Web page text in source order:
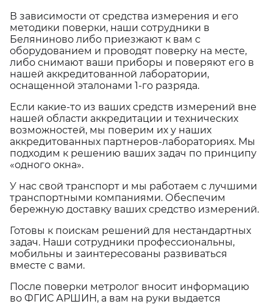
В зависимости от средства измерения и его
методики поверки, наши сотрудники в
Беляниново либо приезжают к вам с
оборудованием и проводят поверку на месте,
либо снимают ваши приборы и поверяют его в
нашей аккредитованной лаборатории,
оснащенной эталонами 1-го разряда.
Если какие-то из ваших средств измерений вне
нашей области аккредитации и технических
возможностей, мы поверим их у наших
аккредитованных партнеров-лабораториях. Мы
подходим к решению ваших задач по принципу
«одного окна».
У нас свой транспорт и мы работаем с лучшими
транспортными компаниями. Обеспечим
бережную доставку ваших средство измерений.
Готовы к поискам решений для нестандартных
задач. Наши сотрудники профессиональны,
мобильны и заинтересованы развиваться
вместе с вами.
После поверки метролог вносит информацию
во ФГИС АРШИН, а вам на руки выдается